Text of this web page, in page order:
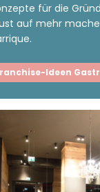
für die
auf mehr
Ideen